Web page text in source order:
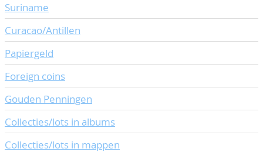
Suriname
Curacao/Antillen
Papiergeld
Foreign coins
Gouden Penningen
Collecties/lots in albums
Collecties/lots in mappen